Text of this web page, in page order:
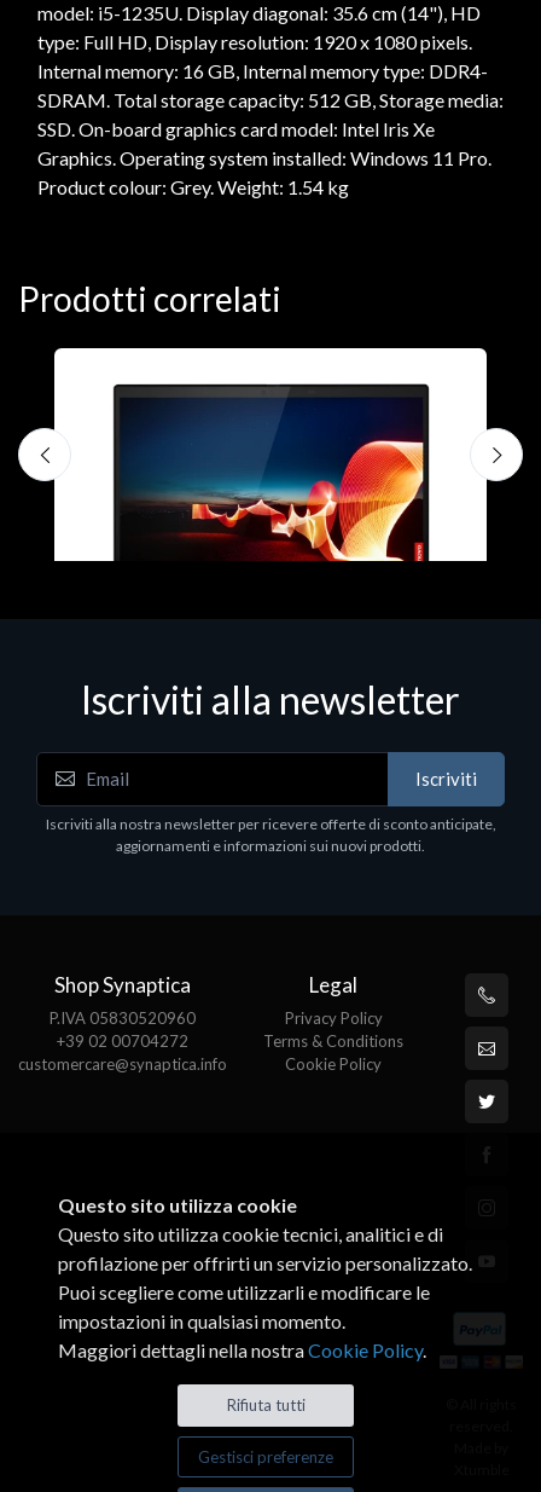
model: i5-1235U. Display diagonal: 35.6 cm (14"), HD
type: Full HD, Display resolution: 1920 x 1080 pixels.
Internal memory: 16 GB, Internal memory type: DDR4-
SDRAM. Total storage capacity: 512 GB, Storage media:
SSD. On-board graphics card model: Intel Iris Xe
Graphics. Operating system installed: Windows 11 Pro.
Product colour: Grey. Weight: 1.54 kg
Prodotti correlati
Notebook
i5-1130G7 16GB 512GB W10PRO
Iscriviti alla newsletter
Iscriviti
Iscriviti alla nostra newsletter per ricevere offerte di sconto anticipate,
aggiornamenti e informazioni sui nuovi prodotti.
Shop Synaptica
P.IVA 05830520960
+39 02 00704272
customercare@synaptica.info
Legal
Privacy Policy
Terms & Conditions
Cookie Policy
Questo sito utilizza cookie
Questo sito utilizza cookie tecnici, analitici e di
profilazione per offrirti un servizio personalizzato.
Puoi scegliere come utilizzarli e modificare le
impostazioni in qualsiasi momento.
Maggiori dettagli nella nostraCookie Policy.
Rifiuta tutti
Gestisci preferenze